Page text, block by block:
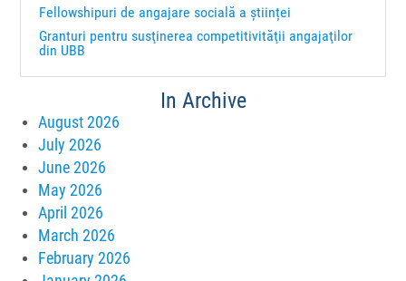
Fellowshipuri de angajare socială a științei
Granturi pentru susţinerea competitivităţii angajaţilor
din UBB
In Archive
August 2026
July 2026
June 2026
May 2026
April 2026
March 2026
February 2026